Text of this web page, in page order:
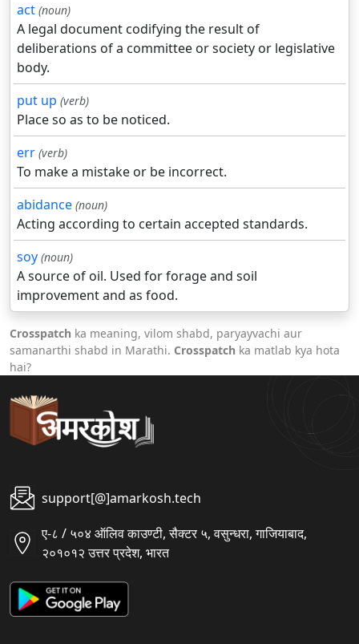
act (noun)
A legal document codifying the result of
deliberations of a committee or society or legislative
body.
put up (verb)
Place so as to be noticed.
err (verb)
To make a mistake or be incorrect.
abidance (noun)
Acting according to certain accepted standards.
soy (noun)
A source of oil. Used for forage and soil
improvement and as food.
Crosspatch ka meaning, vilom shabd, paryayvachi aur
samanarthi shabd in Marathi. Crosspatch ka matlab kya hota
hai?
support[@]amarkosh.tech
ए-८ / ५०४ ऑलिव काउण्टी, सैक्टर ५, वसुन्धरा, गाजियाबाद,
२०१०१२ उत्तर प्रदेश, भारत